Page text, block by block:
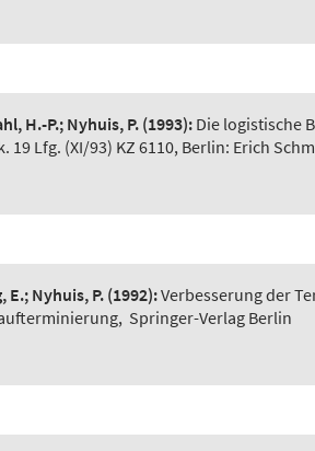
H.-P.; Nyhuis, P.(1993): Die logistische
19 Lfg. (XI/93) KZ 6110, Berlin: Erich
E.; Nyhuis, P. (1992):Verbesserung der
, Springer-Verlag Berlin